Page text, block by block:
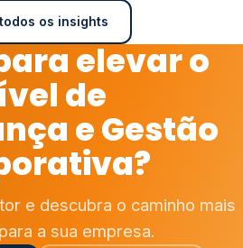
os insights
elevar o
de
e Gestão
e descubra o caminho mais
a sua empresa.